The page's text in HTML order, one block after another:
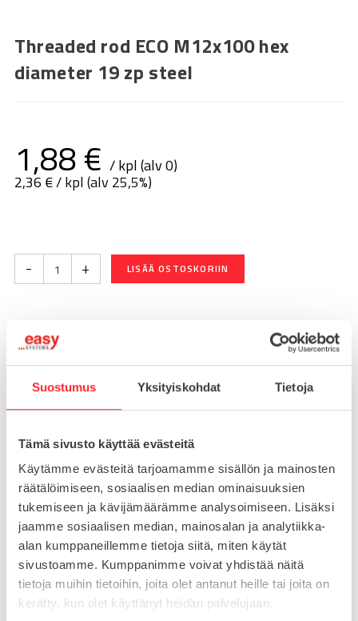
Suostumus Yksityiskohdat Tietoja
Tämä sivusto käyttää evästeitä
Käytämme evästeitä tarjoamamme sisällön ja mainosten
räätälöimiseen, sosiaalisen median ominaisuuksien
tukemiseen ja kävijämäärämme analysoimiseen. Lisäksi
jaamme sosiaalisen median, mainosalan ja analytiikka-
alan kumppaneillemme tietoja siitä, miten käytät
sivustoamme. Kumppanimme voivat yhdistää näitä
tietoja muihin tietoihin, joita olet antanut heille tai joita on
kerätty, kun olet käyttänyt heidän palvelujaan.
Threaded rod ECO M12x100 hex
diameter 19 zp steel
1,88€ / kpl (alv 0)
2,36 €/ kpl (alv 25,5%)
- + LISÄÄ OSTOSKORIIN
Toimitusaika 7-10 arkipäivää
Pikatoimitus mahdollinen, kysy myynnistämme.
Toimituskulut 25€ kun lähetyksen pituus alle 1900mm.
Tuotenumero098EM12100M
Osasto
Konejalat
MATERIAALI
teräs
MYYNTIERÄ
1